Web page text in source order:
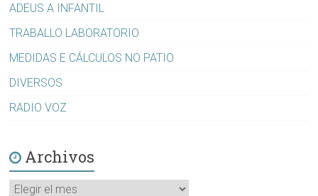
ADEUS A INFANTIL
TRABALLO LABORATORIO
MEDIDAS E CÁLCULOS NO PATIO
DIVERSOS
RADIO VOZ
Archivos
Archivos